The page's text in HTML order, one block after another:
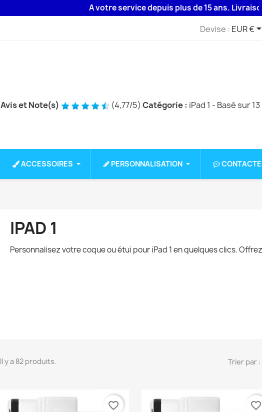
A votre service depuis plus de 15 ans. Livraison 48H
Devise : EUR €
Avis et Note(s) (4,77/5)Catégorie : iPad 1 - Basé sur13
ACCESSOIRES PERSONNALISATION
IPAD 1
Personnalisez votre coque ou étui pour iPad 1 en quelques clics.
Il y a 82 produits. Trier par :
favorite_border favorite_border